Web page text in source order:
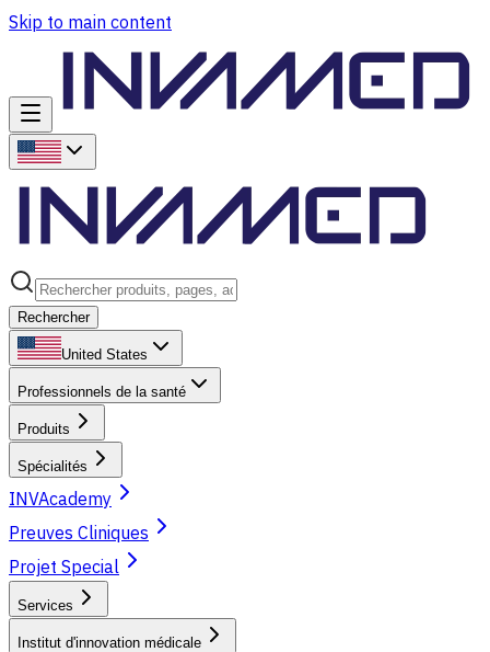
Skip to main content
Rechercher
United States
Professionnels de la santé
Produits
Spécialités
INVAcademy
Preuves Cliniques
Projet Special
Services
Institut d'innovation médicale